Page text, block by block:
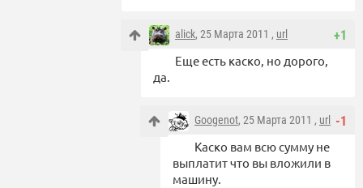
+1
alick, 25 Марта 2011 , url
Еще есть каско, но дорого,
да.
-1
Googenot, 25 Марта 2011 , url
Каско вам всю сумму не
выплатит что вы вложили в
машину.